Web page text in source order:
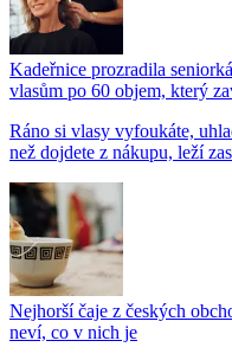
Kadeřnice prozradila
vlasům po 60 objem, který
Ráno si vlasy vyfoukáte,
než dojdete z nákupu, leží
Nejhorší čaje z českých
neví, co v nich je